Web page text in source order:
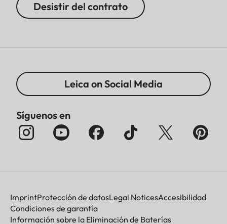
Desistir del contrato
Leica on Social Media
Síguenos en
ImprintProtección de datosLegal NoticesAccesibilidad
Condiciones de garantía
Información sobre la Eliminación de Baterías